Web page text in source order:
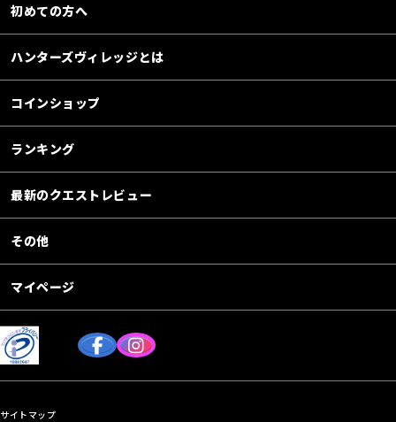
初めての方へ
ハンターズヴィレッジとは
コインショップ
ランキング
最新のクエストレビュー
その他
マイページ
サイトマップ